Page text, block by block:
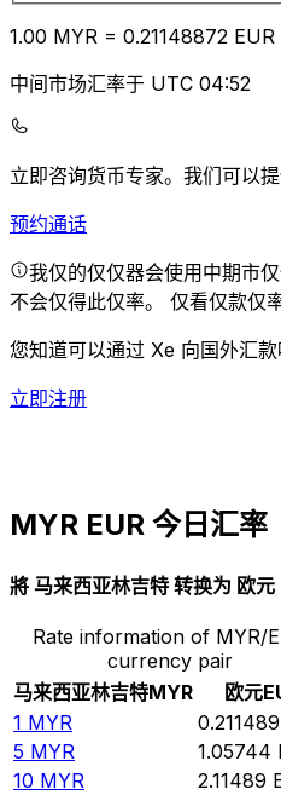
1.00 MYR = 0.21148872 EUR
中间市场汇率于 UTC 04:52
立即咨询货币专家。 我们可以
预约通话
我仅的仅仅器会使用中期市
不会仅得此仅率。 仅看仅款仅率
您知道可以通过 Xe 向国外汇款
立即注册
MYR EUR 今日汇率
將 马来西亚林吉特 转换为 欧元
Rate information of MYR/
currency pair
马来西亚林吉特MYR 欧元
1 MYR 0.211489
5 MYR 1.05744
10 MYR 2.11489